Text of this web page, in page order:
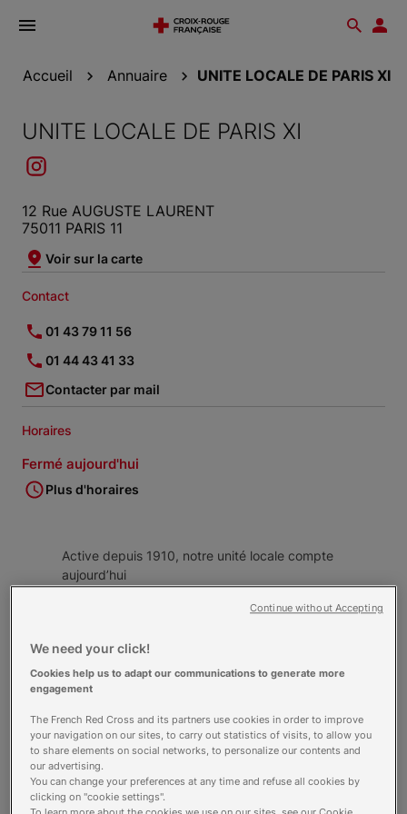
Ouvrir
Accueil Annuaire UNITE LOCALE DE PARIS XI
UNITE LOCALE DE PARIS XI
12 Rue AUGUSTE LAURENT
75011 PARIS 11
Voir sur la carte
Contact
01 43 79 11 56
01 44 43 41 33
Contacter par mail
Horaires
Fermé aujourd'hui
Plus d'horaires
Active depuis 1910, notre unité locale compte
aujourd’hui
ensemble d’actions de proximité.
Nos missions s'articulent autour de différents
pôles :
Action Sociale
Epicerie Sociale
Maraudes
Aide à l'apprentissage de la langue
française
Urgence et Secourisme
We need your click!
Cookies help us to adapt our communications to generate more
engagement
The French Red Cross and its partners use cookies in order to improve
your navigation on our sites, to carry out statistics of visits, to allow you
to share elements on social networks, to personalize our contents and
our advertising.
You can change your preferences at any time and refuse all cookies by
clicking on "cookie settings".
Continue without Accepting